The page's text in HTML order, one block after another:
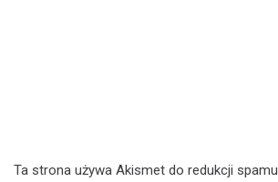
Ta strona używa Akismet do redukcji spamu.